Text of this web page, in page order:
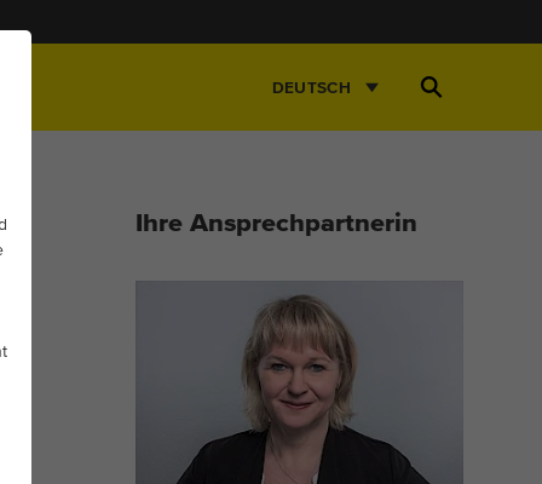
DEUTSCH
Suche
Ihre Ansprechpartnerin